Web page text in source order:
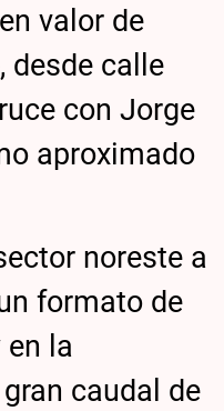
valor de
desde calle
con Jorge
aproximado
noreste a
formato de
la
caudal de